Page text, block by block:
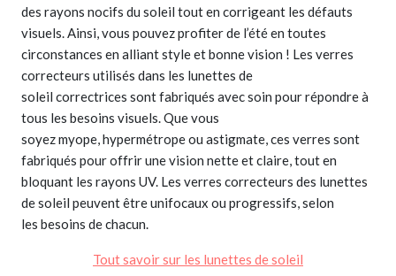
des rayons nocifs du soleil tout en corrigeant les défauts
visuels. Ainsi, vous pouvez profiter de l’été en toutes
circonstances en alliant style et bonne vision ! Les verres
correcteurs utilisés dans les lunettes de
soleil correctrices sont fabriqués avec soin pour répondre à
tous les besoins visuels. Que vous
soyez myope, hypermétrope ou astigmate, ces verres sont
fabriqués pour offrir une vision nette et claire, tout en
bloquant les rayons UV. Les verres correcteurs des lunettes
de soleil peuvent être unifocaux ou progressifs, selon
les besoins de chacun.
Tout savoir sur les lunettes de soleil